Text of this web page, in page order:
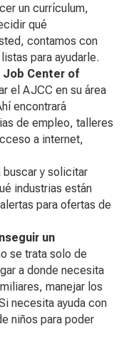
un currículum,
qué
contamos con
para ayudarle.
Job Center of
el AJCC en su área
encontrará
de empleo, talleres
a internet,
buscar y solicitar
industrias están
para ofertas de
un
se trata solo de
a donde necesita
manejar los
necesita ayuda con
niños para poder